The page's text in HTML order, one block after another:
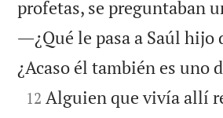
profetas, se preguntaban
―¿Qué le pasa a Saúl hijo
¿Acaso él también es uno

12 Alguien que vivía allí